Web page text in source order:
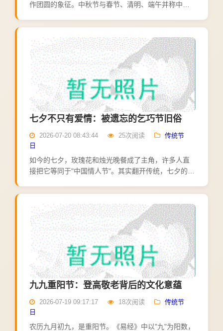
作团圆的象征。中秋节与春节、清明、端午并称中国
是古人对月亮的崇拜。上古就有"秋夕祭月"的礼制：春
天祭日，秋天...
七夕不只有爱情：被遗忘的乞巧节旧俗
2026-07-20 08:43:44 25次阅读
传统节
日
如今的七夕，玫瑰花和烛光晚餐成了主角，许多人直
接把它等同于"中国情人节"。其实翻开传统，七夕的内
日，本名"乞巧节"。七夕源于古人对星宿的崇拜。牵牛
星与织女...
九九重阳节：登高敬老背后的文化意蕴
2026-07-19 09:17:17 18次阅读
传统节
日
农历九月初九，是重阳节。《易经》中以"九"为阳数，